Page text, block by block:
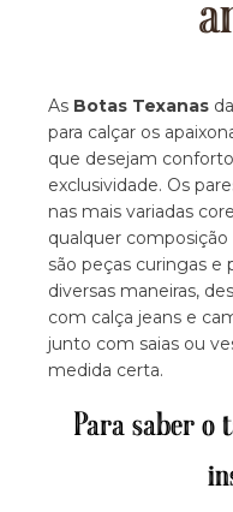
As Botas Texanas da
para calçar os
que desejam
exclusividade. Os
nas mais variadas
qualquer composição
são peças curingas e
diversas maneiras,
com calça jeans e
junto com saias ou
medida certa.
Para saber o